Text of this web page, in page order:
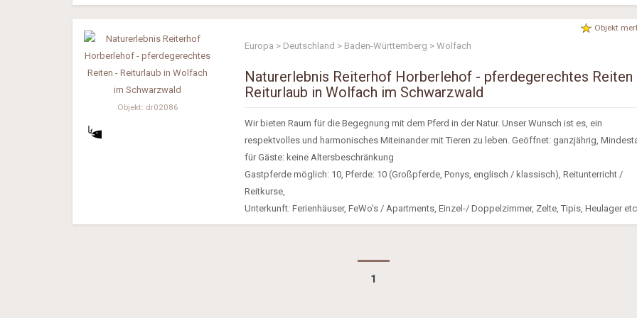
Objekt: dr02086
Objekt
Europa > Deutschland > Baden-Württemberg > Wolfach
Naturerlebnis Reiterhof Horberlehof - pferdegerechtes Reiten
Reiturlaub in Wolfach im Schwarzwald
Wir bieten Raum für die Begegnung mit dem Pferd in der Natur. Unser Wunsch ist es, ein
respektvolles und harmonisches Miteinander mit Tieren zu leben. Geöffnet: ganzjährig,
für Gäste: keine Altersbeschränkung
Gastpferde möglich: 10, Pferde: 10 (Großpferde, Ponys, englisch / klassisch), Reitunterricht /
Reitkurse,
Unterkunft: Ferienhäuser, FeWo's / Apartments, Einzel-/ Doppelzimmer, Zelte, Tipis, Heulager etc.,
1